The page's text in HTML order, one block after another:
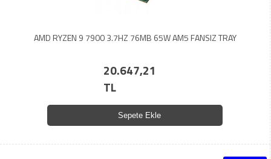
AMD RYZEN 9 7900 3.7HZ 76MB 65W AM5 FANSIZ TRAY
20.647,21
TL
Sepete Ekle